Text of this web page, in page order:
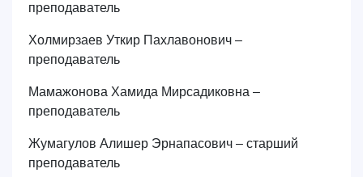
преподаватель
Холмирзаев Уткир Пахлавонович –
преподаватель
Мамажонова Хамида Мирсадиковна –
преподаватель
Жумагулов Алишер Эрнапасович – старший
преподаватель